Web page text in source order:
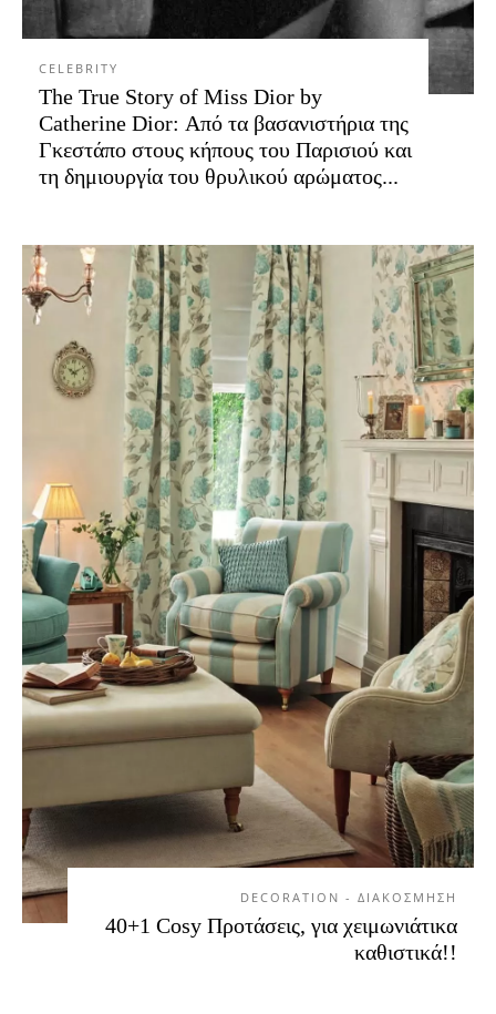
CELEBRITY
The True Story of Miss Dior by
Catherine Dior: Από τα βασανιστήρια της
Γκεστάπο στους κήπους του Παρισιού και
τη δημιουργία του θρυλικού αρώματος...
DECORATION - ΔΙΑΚΟΣΜΗΣΗ
40+1 Cosy Προτάσεις, για χειμωνιάτικα
καθιστικά!!